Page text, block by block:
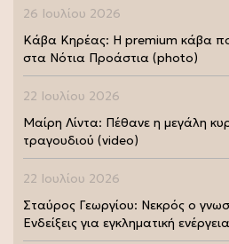
26 Ιουλίου 2026
Κάβα Κηρέας: Η premium κάβα
στα Νότια Προάστια (photo)
22 Ιουλίου 2026
Μαίρη Λίντα: Πέθανε η μεγάλη
τραγουδιού (video)
22 Ιουλίου 2026
Σταύρος Γεωργίου: Νεκρός ο
Ενδείξεις για εγκληματική ενέργεια